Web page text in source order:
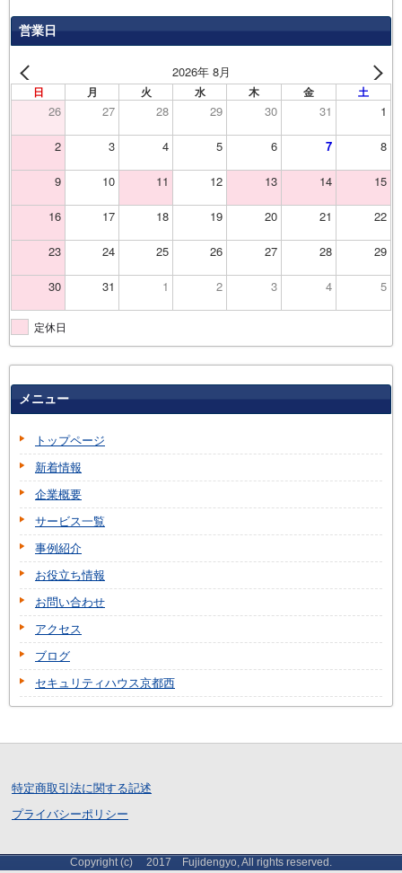
営業日
2026年 8月
日 月 火 水 木 金 土
26 27 28 29 30 31 1
2 3 4 5 6 7 8
9 10 11 12 13 14 15
16 17 18 19 20 21 22
23 24 25 26 27 28 29
30 31 1 2 3 4 5
定休日
メニュー
トップページ
新着情報
企業概要
サービス一覧
事例紹介
お役立ち情報
お問い合わせ
アクセス
ブログ
セキュリティハウス京都西
特定商取引法に関する記述
プライバシーポリシー
Copyright (c) 2017 Fujidengyo, All rights reserved.